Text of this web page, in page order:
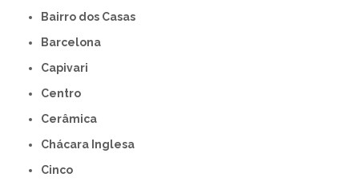
Bairro dos Casas
Barcelona
Capivari
Centro
Cerâmica
Chácara Inglesa
Cinco